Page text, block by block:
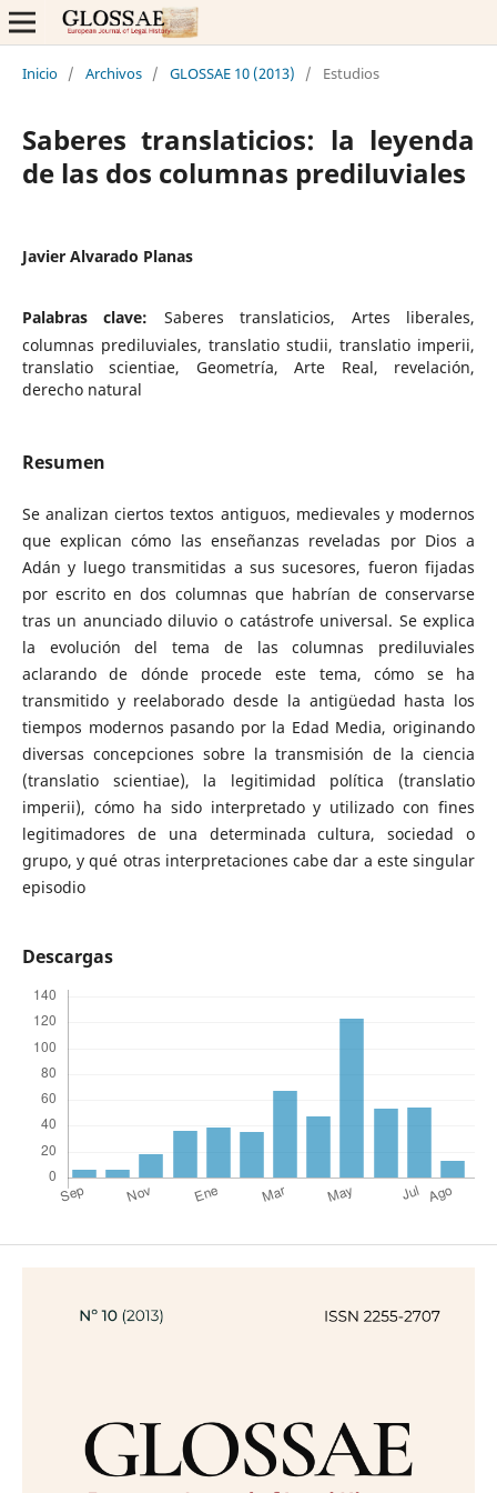
Inicio / Archivos / GLOSSAE 10 (2013) / Estudios
Saberes translaticios: la leyenda
de las dos columnas prediluviales
Javier Alvarado Planas
Palabras clave: Saberes translaticios, Artes liberales,
columnas prediluviales, translatio studii, translatio imperii,
translatio scientiae, Geometría, Arte Real, revelación,
derecho natural
Resumen
Se analizan ciertos textos antiguos, medievales y modernos
que explican cómo las enseñanzas reveladas por Dios a
Adán y luego transmitidas a sus sucesores, fueron fijadas
por escrito en dos columnas que habrían de conservarse
tras un anunciado diluvio o catástrofe universal. Se explica
la evolución del tema de las columnas prediluviales
aclarando de dónde procede este tema, cómo se ha
transmitido y reelaborado desde la antigüedad hasta los
tiempos modernos pasando por la Edad Media, originando
diversas concepciones sobre la transmisión de la ciencia
(translatio scientiae), la legitimidad política (translatio
imperii), cómo ha sido interpretado y utilizado con fines
legitimadores de una determinada cultura, sociedad o
grupo, y qué otras interpretaciones cabe dar a este singular
episodio
Descargas